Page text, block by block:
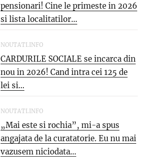
pensionari! Cine le primeste in 2026
si lista localitatilor...
NOUTATI.INFO
CARDURILE SOCIALE se incarca din
nou in 2026! Cand intra cei 125 de
lei si...
NOUTATI.INFO
„Mai este si rochia”, mi-a spus
angajata de la curatatorie. Eu nu mai
vazusem niciodata...